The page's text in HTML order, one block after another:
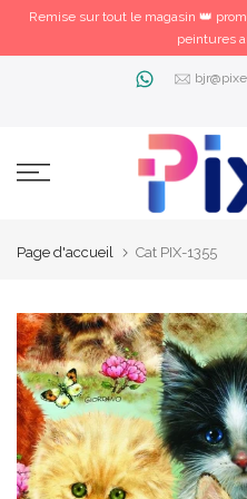
Remise sur tout le magasin 👑
peintures
Page d'accueil Cat PIX-1355